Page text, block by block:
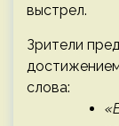
выстрел.
Зрители
слова: